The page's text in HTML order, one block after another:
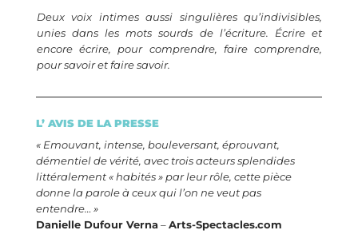
Deux voix intimes aussi singulières qu’indivisibles,
unies dans les mots sourds de l’écriture. Écrire et
encore écrire, pour comprendre, faire comprendre,
pour savoir et faire savoir.
L’ AVIS DE LA PRESSE
« Emouvant, intense, bouleversant, éprouvant,
démentiel de vérité, avec trois acteurs splendides
littéralement « habités » par leur rôle, cette pièce
donne la parole à ceux qui l’on ne veut pas
entendre… »
Danielle Dufour Verna–Arts-Spectacles.com